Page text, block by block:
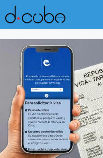
Skip
to
content